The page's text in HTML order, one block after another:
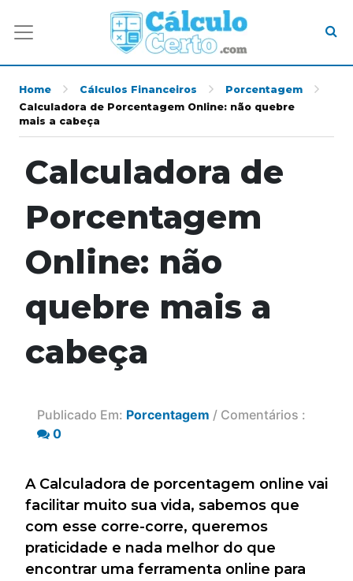
Home Cálculos Financeiros
Porcentagem
Calculadora de Porcentagem Online: não quebre
mais a cabeça
Calculadora de
Porcentagem
Online: não
quebre mais a
cabeça
Publicado Em: Porcentagem / Comentários :
0
A Calculadora de porcentagem online vai
facilitar muito sua vida, sabemos que
com esse corre-corre, queremos
praticidade e nada melhor do que
encontrar uma ferramenta online para